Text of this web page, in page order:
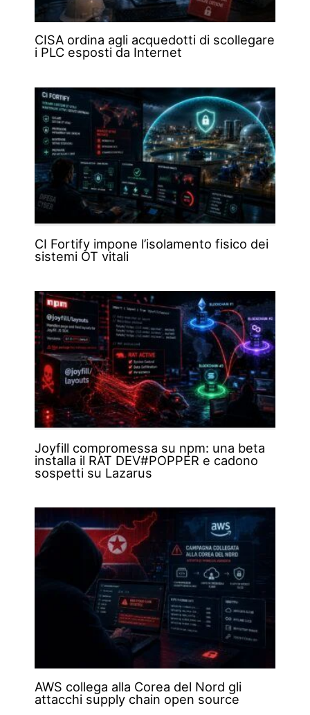
CISA ordina agli acquedotti di scollegare
i PLC esposti da Internet
CI Fortify impone l’isolamento fisico dei
sistemi OT vitali
Joyfill compromessa su npm: una beta
installa il RAT DEV#POPPER e cadono
sospetti su Lazarus
AWS collega alla Corea del Nord gli
attacchi supply chain open source